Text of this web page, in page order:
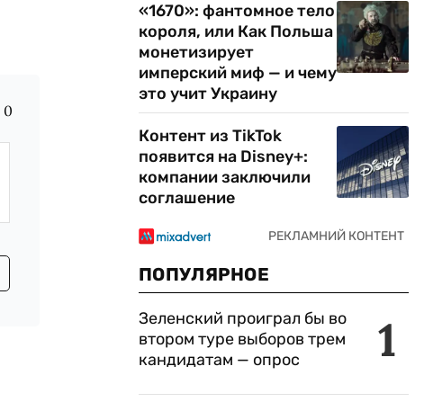
0
«1670»: фантомное тело
короля, или Как Польша
монетизирует
имперский миф — и чему
это учит Украину
Контент из TikTok
появится на Disney+:
компании заключили
соглашение
ПОПУЛЯРНОЕ
1
Зеленский проиграл бы во
втором туре выборов трем
кандидатам — опрос